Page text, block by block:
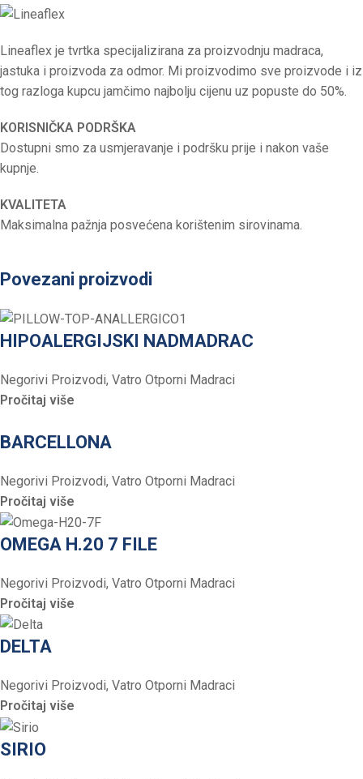
Lineaflex je tvrtka specijalizirana za proizvodnju madraca,
jastuka i proizvoda za odmor. Mi proizvodimo sve proizvode i iz
tog razloga kupcu jamčimo najbolju cijenu uz popuste do 50%.
KORISNIČKA PODRŠKA
Dostupni smo za usmjeravanje i podršku prije i nakon vaše
kupnje.
KVALITETA
Maksimalna pažnja posvećena korištenim sirovinama.
Povezani proizvodi
HIPOALERGIJSKI NADMADRAC
Negorivi Proizvodi, Vatro Otporni Madraci
Pročitaj više
BARCELLONA
Negorivi Proizvodi, Vatro Otporni Madraci
Pročitaj više
OMEGA H.20 7 FILE
Negorivi Proizvodi, Vatro Otporni Madraci
Pročitaj više
DELTA
Negorivi Proizvodi, Vatro Otporni Madraci
Pročitaj više
SIRIO